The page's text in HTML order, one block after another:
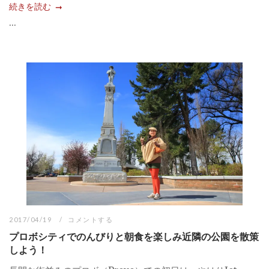
続きを読む
...
2017/04/19 コメントする
プロボシティでのんびりと朝食を楽しみ近隣の公園を散策
しよう！